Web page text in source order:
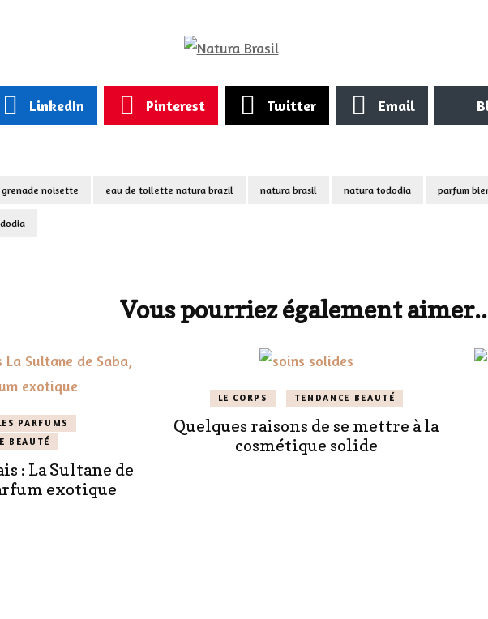
LinkedIn Pinterest Twitter Email
noisette eau de toilette natura brazil natura brasil natura tododia parfum
Vous pourriez également
PARFUMS
BEAUTÉ
: La Sultane de
exotique
LE CORPS TENDANCE BEAUTÉ
Quelques raisons de se mettre à la
cosmétique solide